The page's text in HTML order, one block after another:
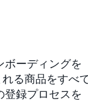
ボーディングを
る商品をすべ
登録プロセスを